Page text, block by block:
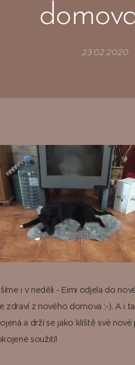
23.02.2020
i v neděli - Eimi odjela do
zdraví z nového domova :-). A i
a drží se jako klíště své
soužití!